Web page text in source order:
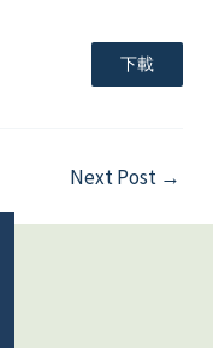
下載
Next Post →